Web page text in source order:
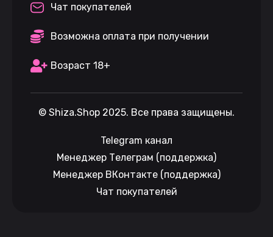
Чат покупателей
Возможна оплата при получении
Возраст 18+
© Shiza.Shop 2025. Все права защищены.
Telegram канал
Менеджер Телеграм (поддержка)
Менеджер ВКонтакте (поддержка)
Чат покупателей